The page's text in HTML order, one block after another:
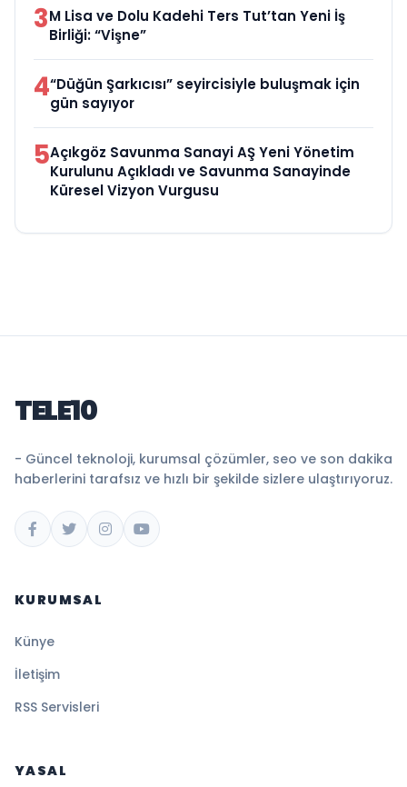
3M Lisa ve Dolu Kadehi Ters Tut’tan Yeni İş
Birliği: “Vişne”
4“Düğün Şarkıcısı” seyircisiyle buluşmak için
gün sayıyor
5Açıkgöz Savunma Sanayi AŞ Yeni Yönetim
Kurulunu Açıkladı ve Savunma Sanayinde
Küresel Vizyon Vurgusu
TELE10
- Güncel teknoloji, kurumsal çözümler, seo ve son dakika
haberlerini tarafsız ve hızlı bir şekilde sizlere ulaştırıyoruz.
KURUMSAL
Künye
İletişim
RSS Servisleri
YASAL